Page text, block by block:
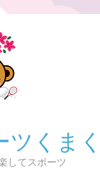
くま
してスポーツ